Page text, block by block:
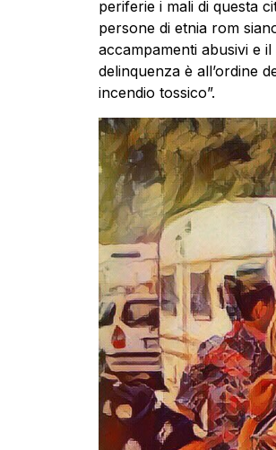
periferie i mali di questa
persone di etnia rom
accampamenti abusivi e
delinquenza è all’ordine
incendio tossico”.